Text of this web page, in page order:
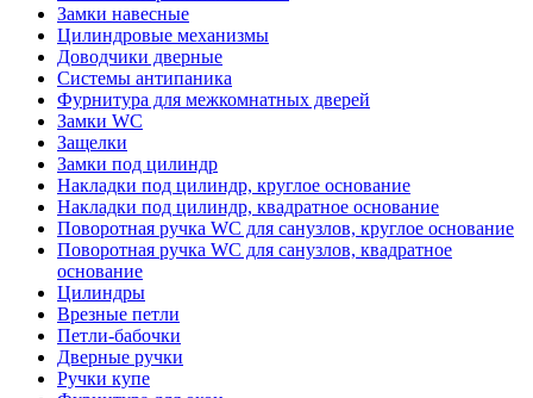
Замки навесные
Цилиндровые механизмы
Доводчики дверные
Системы антипаника
Фурнитура для межкомнатных дверей
Замки WC
Защелки
Замки под цилиндр
Накладки под цилиндр, круглое основание
Накладки под цилиндр, квадратное основание
Поворотная ручка WC для санузлов, круглое основание
Поворотная ручка WC для санузлов, квадратное
основание
Цилиндры
Врезные петли
Петли-бабочки
Дверные ручки
Ручки купе